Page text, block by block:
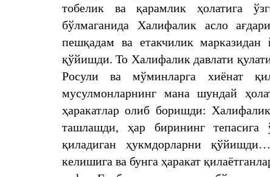
тобелик ва қарамлик ҳолатига
бўлмаганида Халифалик асло
пешқадам ва етакчилик
қўйишди. То Халифалик давлати
Росули ва мўминларга хиёнат
мусулмонларнинг мана шундай
ҳаракатлар олиб боришди:
ташлашди, ҳар бирининг тепасига
қиладиган ҳукмдорларни
келишига ва бунга ҳаракат